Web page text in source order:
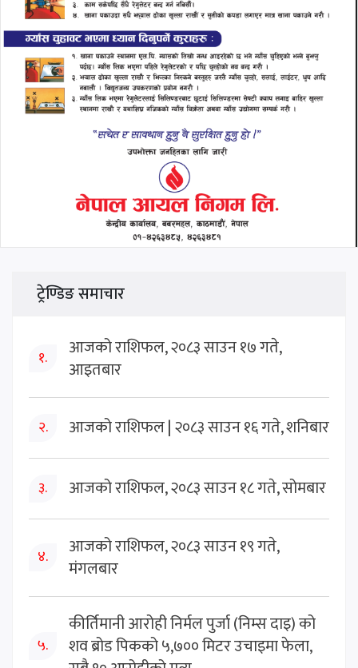
ट्रेण्डिङ समाचार
१.
आजको राशिफल, २०८३ साउन १७ गते,
आइतबार
२. आजको राशिफल | २०८३ साउन १६ गते, शनिबार
३. आजको राशिफल, २०८३ साउन १८ गते, सोमबार
४.
आजको राशिफल, २०८३ साउन १९ गते,
मंगलबार
५.
कीर्तिमानी आरोही निर्मल पुर्जा (निम्स दाइ) को
शव ब्रोड पिकको ५,७०० मिटर उचाइमा फेला,